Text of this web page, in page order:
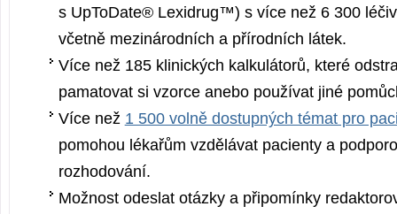
s UpToDate® Lexidrug™) s více než 6 300
včetně mezinárodních a přírodních látek.
Více než 185 klinických kalkulátorů, které
pamatovat si vzorce anebo používat jiné
Více než 1 500 volně dostupných témat pro
pomohou lékařům vzdělávat pacienty a
rozhodování.
Možnost odeslat otázky a připomínky